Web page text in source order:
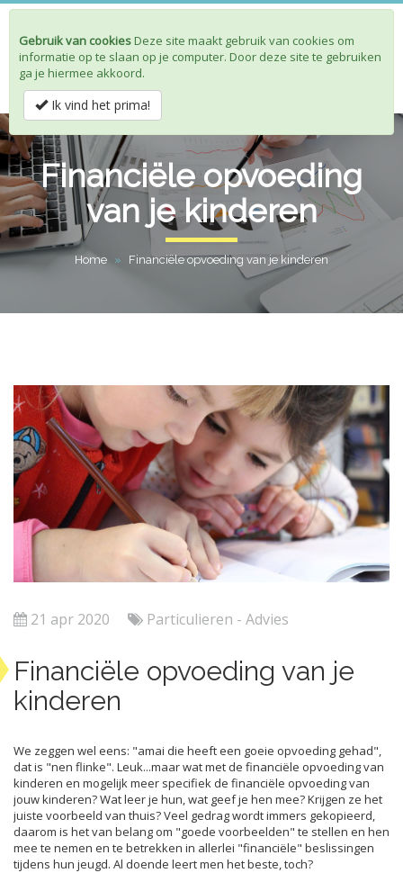
Toggle
Financiële opvoeding
van je kinderen
Home » Financiële opvoeding van je kinderen
21 apr 2020 Particulieren - Advies
Financiële opvoeding van je
kinderen
We zeggen wel eens: "amai die heeft een goeie opvoeding gehad",
dat is "nen flinke". Leuk...maar wat met de financiële opvoeding van
kinderen en mogelijk meer specifiek de financiële opvoeding van
jouw kinderen? Wat leer je hun, wat geef je hen mee? Krijgen ze het
juiste voorbeeld van thuis? Veel gedrag wordt immers gekopieerd,
daarom is het van belang om "goede voorbeelden" te stellen en hen
mee te nemen en te betrekken in allerlei "financiële" beslissingen
tijdens hun jeugd. Al doende leert men het beste, toch?
Gebruik van cookiesDeze site maakt gebruik van cookies om
informatie op te slaan op je computer. Door deze site te gebruiken
ga je hiermee akkoord.
Ik vind het prima!